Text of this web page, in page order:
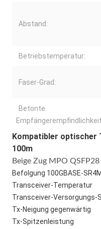
Abstand:
Betriebstemperatur:
Faser-Grad:
Betonte
Kompatibler optischer
100m
Beige Zug MPO
Befolgung 100GBASE-
Transceiver-Temperatur
Transceiver-Versorgungs-
Tx-Neigung gegenwärtig
Tx-Spitzenleistung